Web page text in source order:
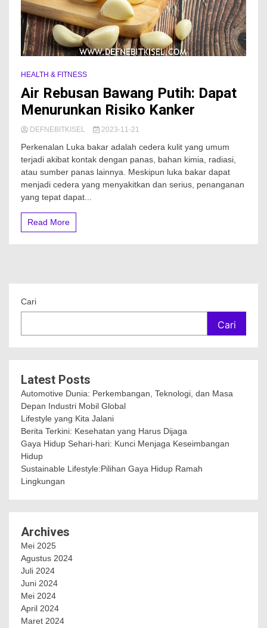
HEALTH & FITNESS
Air Rebusan Bawang Putih: Dapat
Menurunkan Risiko Kanker
DEFNEBITKISEL 2023-11-21
Perkenalan Luka bakar adalah cedera kulit yang umum
terjadi akibat kontak dengan panas, bahan kimia, radiasi,
atau sumber panas lainnya. Meskipun luka bakar dapat
menjadi cedera yang menyakitkan dan serius, penanganan
yang tepat dapat...
Read More
Cari
Cari
Latest Posts
Automotive Dunia: Perkembangan, Teknologi, dan Masa
Depan Industri Mobil Global
Lifestyle yang Kita Jalani
Berita Terkini: Kesehatan yang Harus Dijaga
Gaya Hidup Sehari-hari: Kunci Menjaga Keseimbangan
Hidup
Sustainable Lifestyle:Pilihan Gaya Hidup Ramah
Lingkungan
Archives
Mei 2025
Agustus 2024
Juli 2024
Juni 2024
Mei 2024
April 2024
Maret 2024